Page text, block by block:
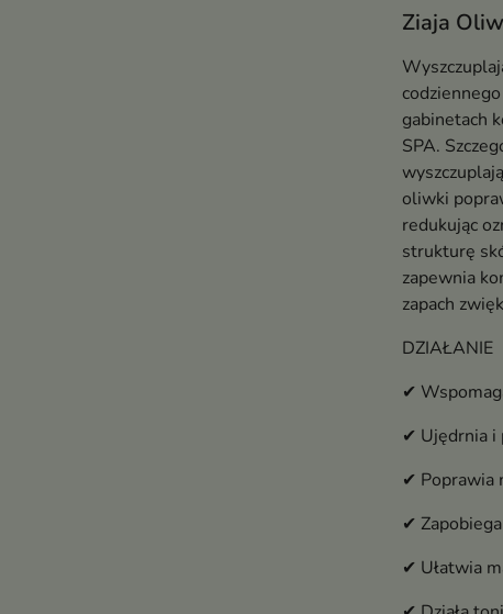
Ziaja
gabinetach
SPA.
oliwki
redukując
strukturę
zapewnia
zapach
DZIAŁANIE
✔
✔ Ujędrnia i
✔ Poprawia
✔
✔ Ułatwia